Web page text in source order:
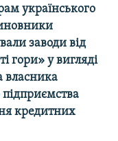
українського
заводи від
гори» у вигляді
власника
кредитних